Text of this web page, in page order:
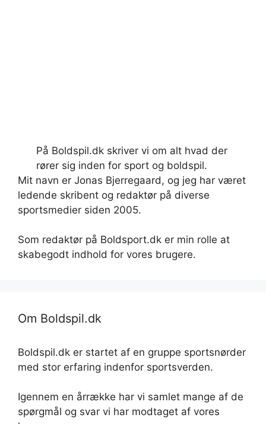
På Boldspil.dk skriver vi om alt hvad der
rører sig inden for sport og boldspil.
Mit navn er Jonas Bjerregaard, og jeg har været
ledende skribent og redaktør på diverse
sportsmedier siden 2005.
Som redaktør på Boldsport.dk er min rolle at
skabegodt indhold for vores brugere.
Om Boldspil.dk
Boldspil.dk er startet af en gruppe sportsnørder
med stor erfaring indenfor sportsverden.
Igennem en årrække har vi samlet mange af de
spørgmål og svar vi har modtaget af vores